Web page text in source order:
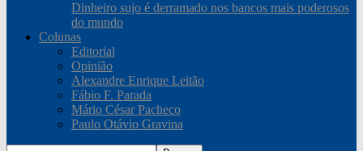
Dinheiro sujo é derramado nos bancos mais poderosos
do mundo
Colunas
Editorial
Opinião
Alexandre Enrique Leitão
Fábio F. Parada
Mário César Pacheco
Paulo Otávio Gravina